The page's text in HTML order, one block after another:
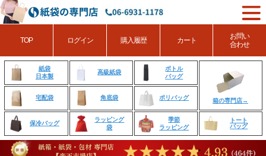
紙袋
日本製
高級紙袋
ボトル
バッグ
箱の専門店→
宅配袋 角底袋 ポリバッグ
保冷バッグ
ラッピング
袋
季節
ラッピング
トート
バッグ
TOP ログイン 購入履歴 カート
お問い
合わせ